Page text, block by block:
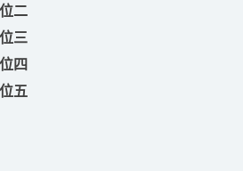
二
三
四
五